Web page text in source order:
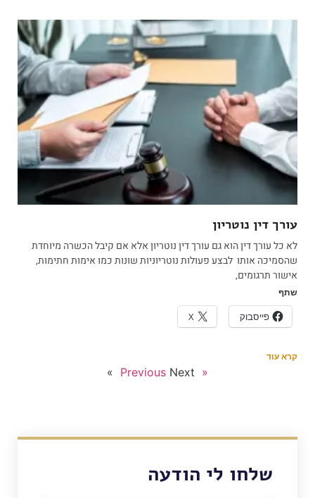
עורך דין נוטריון
לא כל עורך דין הוא גם עורך דין נוטריון אלא אם קיבל הכשרה מיוחדת
שהסמיכה אותו לבצע פעולות נוטריוניות שונות כמו אימות חתימות,
אישור תרגומים,
שתף
פייסבוק X
קרא עוד
« Previous
Next »
שלחו לי הודעה